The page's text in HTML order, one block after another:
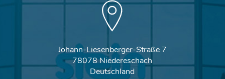
Johann-Liesenberger-Straße 7
78078 Niedereschach
Deutschland